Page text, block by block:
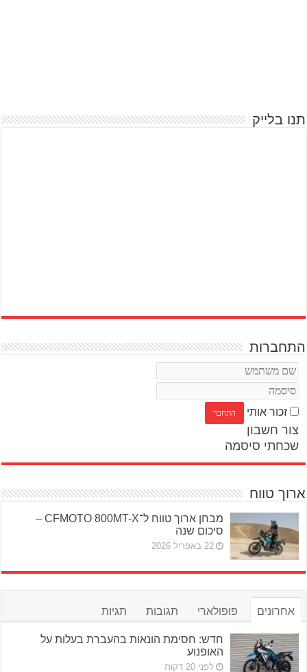
תנו בלייק
התחברות
זכור אותי
צור חשבון
שכחתי סיסמה
ארוך טווח
מבחן ארוך טווח ל־CFMOTO 800MT-X –
סיכום שנה
22 באפריל 2026
אחרונים פופולארי תגובות תגיות
חדש: חסימת הונאות בהעברת בעלות על
האופנוע
לפני 20 דקות